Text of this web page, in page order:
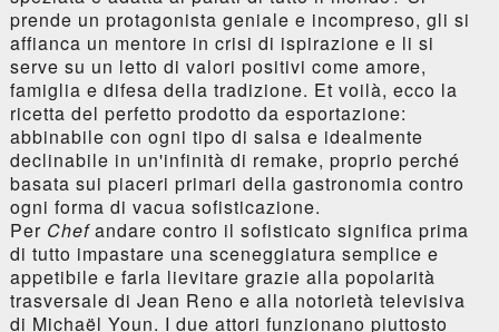
prende un protagonista geniale e incompreso, gli si
affianca un mentore in crisi di ispirazione e li si
serve su un letto di valori positivi come amore,
famiglia e difesa della tradizione. Et voilà, ecco la
ricetta del perfetto prodotto da esportazione:
abbinabile con ogni tipo di salsa e idealmente
declinabile in un'infinità di remake, proprio perché
basata sui piaceri primari della gastronomia contro
ogni forma di vacua sofisticazione.
Per Chefandare contro il sofisticato significa prima
di tutto impastare una sceneggiatura semplice e
appetibile e farla lievitare grazie alla popolarità
trasversale di Jean Reno e alla notorietà televisiva
di Michaël Youn. I due attori funzionano piuttosto